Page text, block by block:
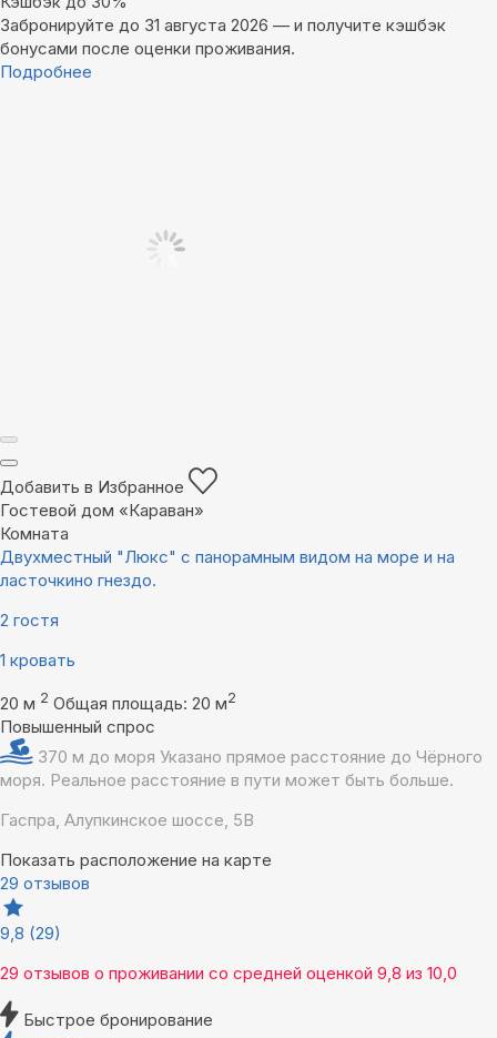
Забронируйте до 31 августа 2026 — и получите кэшбэк
бонусами после оценки проживания.
Подробнее
Добавить в Избранное
Гостевой дом «Караван»
Комната
Двухместный "Люкс" с панорамным видом на море и на
ласточкино гнездо.
2 гостя
1 кровать
20 м 2 Общая площадь: 20 м2
Повышенный спрос
370 м до моря Указано прямое расстояние до Чёрного
моря. Реальное расстояние в пути может быть больше.
Гаспра, Алупкинское шоссе, 5В
Показать расположение на карте
29 отзывов
9,8 (29)
29 отзывов о проживании со средней оценкой 9,8 из 10,0
Быстрое бронирование